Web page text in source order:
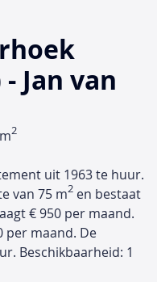
Jan van
2
uit 1963 te huur.
van 75 m2 en bestaat
€ 950 per maand.
per maand. De
Beschikbaarheid: 1